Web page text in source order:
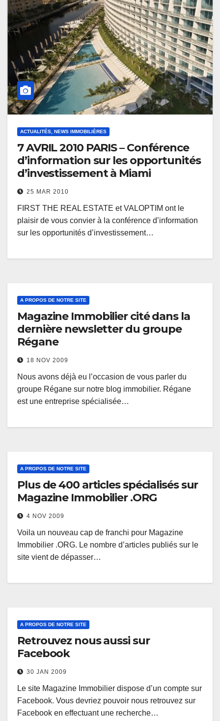
ACTUALITÉS, NEWS IMMOBILIÈRES
7 AVRIL 2010 PARIS – Conférence
d’information sur les opportunités
d’investissement à Miami
25 MAR 2010
FIRST THE REAL ESTATE et VALOPTIM ont le
plaisir de vous convier à la conférence d’information
sur les opportunités d’investissement…
A PROPOS DE NOTRE SITE
Magazine Immobilier cité dans la
dernière newsletter du groupe
Régane
18 NOV 2009
Nous avons déjà eu l’occasion de vous parler du
groupe Régane sur notre blog immobilier. Régane
est une entreprise spécialisée…
A PROPOS DE NOTRE SITE
Plus de 400 articles spécialisés sur
Magazine Immobilier .ORG
4 NOV 2009
Voila un nouveau cap de franchi pour Magazine
Immobilier .ORG. Le nombre d’articles publiés sur le
site vient de dépasser…
A PROPOS DE NOTRE SITE
Retrouvez nous aussi sur
Facebook
30 JAN 2009
Le site Magazine Immobilier dispose d’un compte sur
Facebook. Vous devriez pouvoir nous retrouvez sur
Facebook en effectuant une recherche…